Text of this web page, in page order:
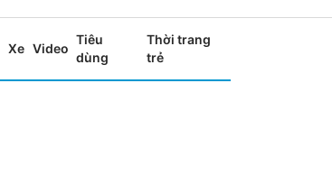
Xe Video
Tiêu
dùng
Thời trang
trẻ